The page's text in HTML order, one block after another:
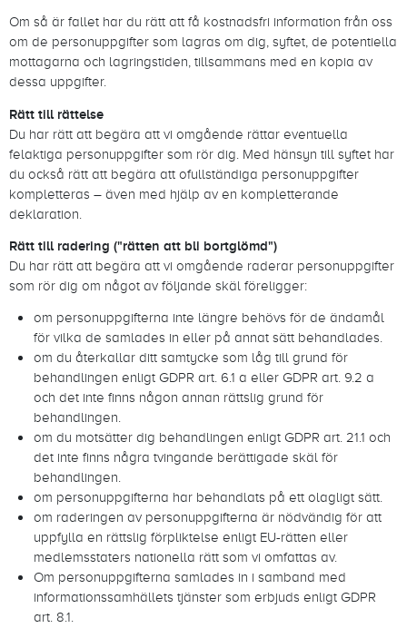
Om så är fallet har du rätt att få kostnadsfri information från oss
om de personuppgifter som lagras om dig, syftet, de potentiella
mottagarna och lagringstiden, tillsammans med en kopia av
dessa uppgifter.
Rätt till rättelse
Du har rätt att begära att vi omgående rättar eventuella
felaktiga personuppgifter som rör dig. Med hänsyn till syftet har
du också rätt att begära att ofullständiga personuppgifter
kompletteras – även med hjälp av en kompletterande
deklaration.
Rätt till radering ("rätten att bli bortglömd")
Du har rätt att begära att vi omgående raderar personuppgifter
som rör dig om något av följande skäl föreligger:
om personuppgifterna inte längre behövs för de ändamål
för vilka de samlades in eller på annat sätt behandlades.
om du återkallar ditt samtycke som låg till grund för
behandlingen enligt GDPR art. 6.1 a eller GDPR art. 9.2 a
och det inte finns någon annan rättslig grund för
behandlingen.
om du motsätter dig behandlingen enligt GDPR art. 21.1 och
det inte finns några tvingande berättigade skäl för
behandlingen.
om personuppgifterna har behandlats på ett olagligt sätt.
om raderingen av personuppgifterna är nödvändig för att
uppfylla en rättslig förpliktelse enligt EU-rätten eller
medlemsstaters nationella rätt som vi omfattas av.
Om personuppgifterna samlades in i samband med
informationssamhällets tjänster som erbjuds enligt GDPR
art. 8.1.